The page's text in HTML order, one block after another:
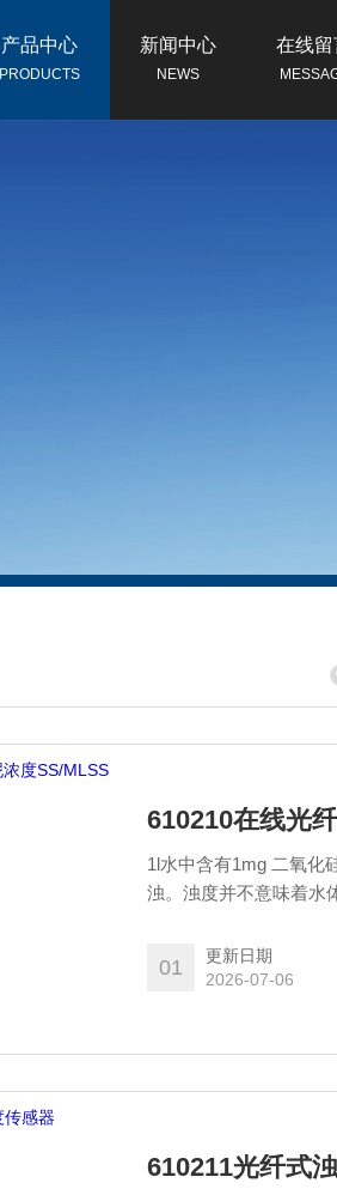
产品中心
PRODUCTS
新闻中心
NEWS
在线留
610210在线光
1l水中含有1mg 二氧化
浊。浊度并不意味着水
经颗粒散射到水中。
法遵循浊度技术，测
01
更新日期
2026-07-06
610211光纤式